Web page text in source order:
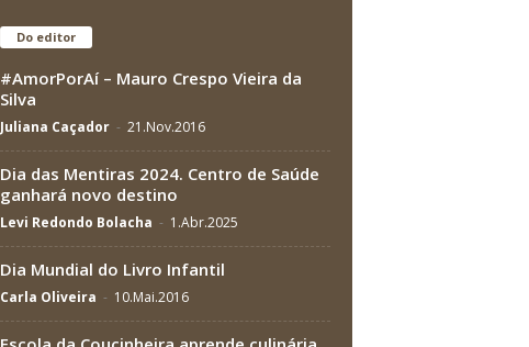
Do editor
#AmorPorAí – Mauro Crespo Vieira da
Silva
Juliana Caçador - 21.Nov.2016
Dia das Mentiras 2024. Centro de Saúde
ganhará novo destino
Levi Redondo Bolacha - 1.Abr.2025
Dia Mundial do Livro Infantil
Carla Oliveira - 10.Mai.2016